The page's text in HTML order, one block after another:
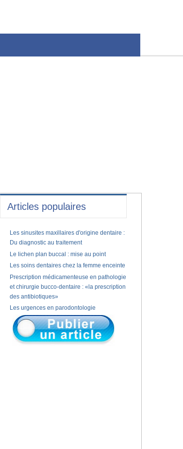
Articles populaires
Les sinusites maxillaires d'origine dentaire :
Du diagnostic au traitement
Le lichen plan buccal : mise au point
Les soins dentaires chez la femme enceinte
Prescription médicamenteuse en pathologie
et chirurgie bucco-dentaire : «la prescription
des antibiotiques»
Les urgences en parodontologie